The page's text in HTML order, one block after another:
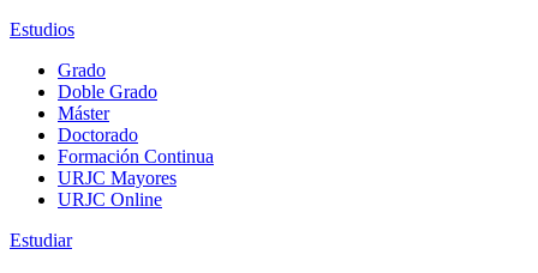
Estudios
Grado
Doble Grado
Máster
Doctorado
Formación Continua
URJC Mayores
URJC Online
Estudiar